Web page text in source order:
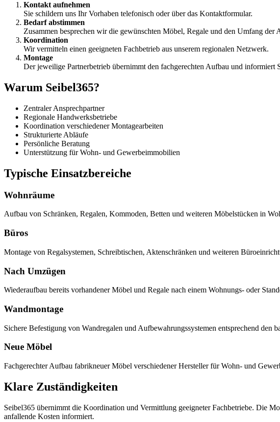
Kontakt aufnehmen
Sie schildern uns Ihr Vorhaben telefonisch oder über das Kontaktformular.
Bedarf abstimmen
Zusammen besprechen wir die gewünschten Möbel, Regale und den Umfang der
Koordination
Wir vermitteln einen geeigneten Fachbetrieb aus unserem regionalen Netzwerk.
Montage
Der jeweilige Partnerbetrieb übernimmt den fachgerechten Aufbau und informiert
Warum Seibel365?
Zentraler Ansprechpartner
Regionale Handwerksbetriebe
Koordination verschiedener Montagearbeiten
Strukturierte Abläufe
Persönliche Beratung
Unterstützung für Wohn- und Gewerbeimmobilien
Typische Einsatzbereiche
Wohnräume
Aufbau von Schränken, Regalen, Kommoden, Betten und weiteren Möbelstücken in
Büros
Montage von Regalsystemen, Schreibtischen, Aktenschränken und weiteren
Nach Umzügen
Wiederaufbau bereits vorhandener Möbel und Regale nach einem Wohnungs- oder
Wandmontage
Sichere Befestigung von Wandregalen und Aufbewahrungssystemen entsprechend den
Neue Möbel
Fachgerechter Aufbau fabrikneuer Möbel verschiedener Hersteller für Wohn- und
Klare Zuständigkeiten
Seibel365 übernimmt die Koordination und Vermittlung geeigneter Fachbetriebe. Die
anfallende Kosten informiert.